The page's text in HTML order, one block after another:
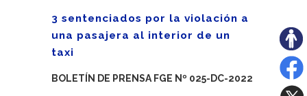
3 sentenciados por la violación a
una pasajera al interior de un
taxi
BOLETÍN DE PRENSA FGE Nº 025-DC-2022